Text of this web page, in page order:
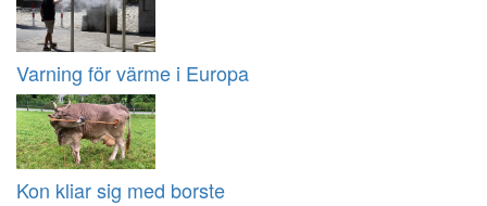
Varning för värme i Europa
Kon kliar sig med borste